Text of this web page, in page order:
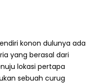
konon dulunya ada
yang berasal dari
lokasi pertapa
sebuah curug